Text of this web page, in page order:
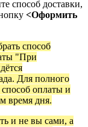
способ доставки,
<Оформить
способ
"При
Для полного
оплаты и
время дня.
и не вы сами, а